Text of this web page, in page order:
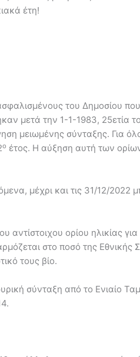
έτη!
του Δημοσίου που
μετά την 1-1-1983, 25ετία
μειωμένης σύνταξης. Για
ο έτος. Η αύξηση αυτή των
μέχρι και τις 31/12/
αντίστοιχου ορίου ηλικίας
στο ποσό της Εθνικής
τους βίο.
σύνταξη από το Ενιαίο